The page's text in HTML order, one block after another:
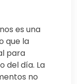
es una
que la
para
del día. La
no